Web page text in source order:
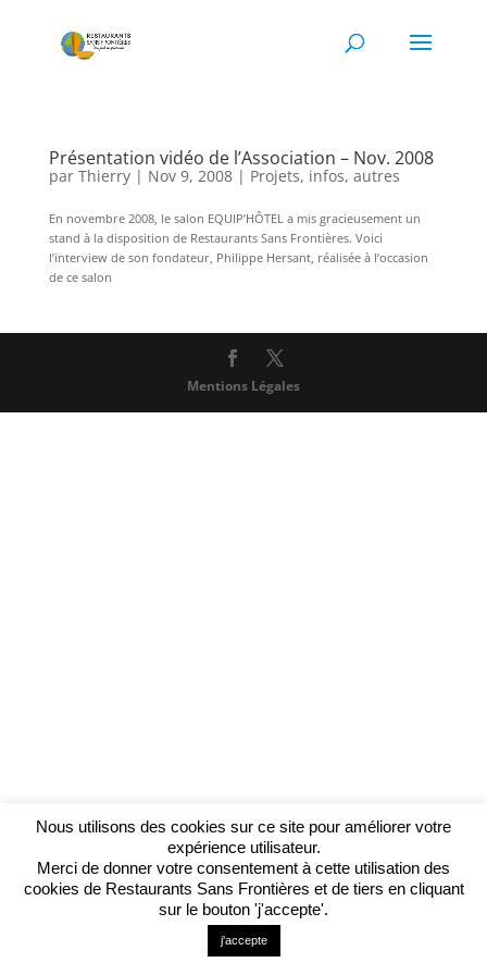
Présentation vidéo de l’Association – Nov. 2008
par Thierry| Nov 9, 2008| Projets, infos, autres
En novembre 2008, le salon EQUIP’HÔTEL a mis gracieusement un
stand à la disposition de Restaurants Sans Frontières. Voici
l’interview de son fondateur, Philippe Hersant, réalisée à l’occasion
de ce salon
Mentions Légales
Nous utilisons des cookies sur ce site pour améliorer votre
expérience utilisateur.
Merci de donner votre consentement à cette utilisation des
cookies de Restaurants Sans Frontières et de tiers en cliquant
sur le bouton 'j'accepte'.
j'accepte